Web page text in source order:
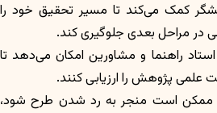
کمک می‌کند تا مسیر تحقیق خود را
در مراحل بعدی جلوگیری کند.
راهنما و مشاورین امکان می‌دهد تا
علمی پژوهش را ارزیابی کنند.
ممکن است منجر به رد شدن طرح شود،